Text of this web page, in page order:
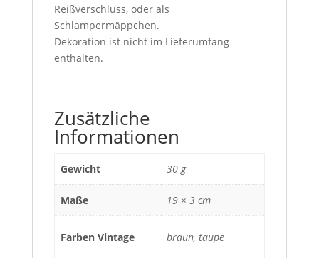
Reißverschluss, oder als
Schlampermäppchen.
Dekoration ist nicht im Lieferumfang
enthalten.
Zusätzliche
Informationen
Gewicht 30 g
Maße 19 × 3 cm
Farben Vintage braun, taupe